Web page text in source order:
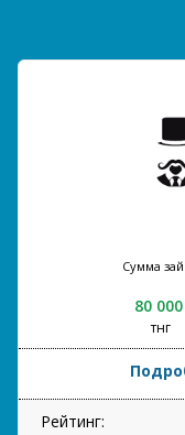
Сумма
80 000
тнг
Рейтинг: